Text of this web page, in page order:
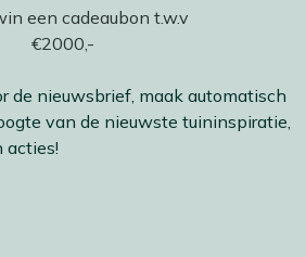
de nieuwsbrief, maak automatisch
van de nieuwste tuininspiratie,
acties!